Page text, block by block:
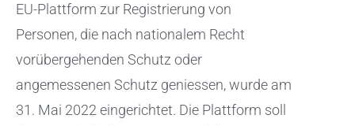
EU-Plattform zur Registrierung von
Personen, die nach nationalem Recht
vorübergehenden Schutz oder
angemessenen Schutz geniessen, wurde am
31. Mai 2022 eingerichtet. Die Plattform soll